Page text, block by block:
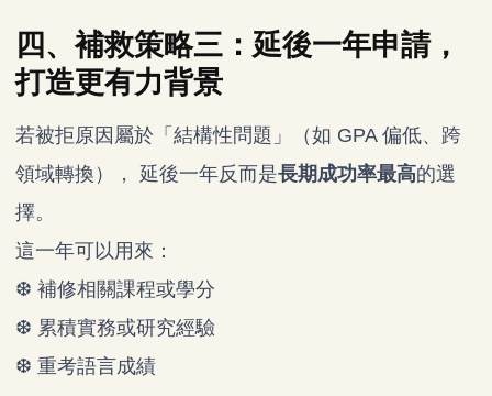
四、補救策略三：延後一年申請，
打造更有力背景
若被拒原因屬於「結構性問題」（如 GPA 偏低、跨
領域轉換）， 延後一年反而是長期成功率最高的選
擇。
這一年可以用來：
❆ 補修相關課程或學分
❆ 累積實務或研究經驗
❆ 重考語言成績